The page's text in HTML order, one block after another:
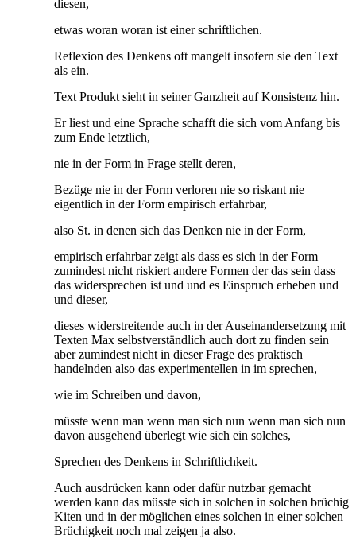
diesen,
etwas woran woran ist einer schriftlichen.
Reflexion des Denkens oft mangelt insofern sie den Text
als ein.
Text Produkt sieht in seiner Ganzheit auf Konsistenz hin.
Er liest und eine Sprache schafft die sich vom Anfang bis
zum Ende letztlich,
nie in der Form in Frage stellt deren,
Bezüge nie in der Form verloren nie so riskant nie
eigentlich in der Form empirisch erfahrbar,
also St. in denen sich das Denken nie in der Form,
empirisch erfahrbar zeigt als dass es sich in der Form
zumindest nicht riskiert andere Formen der das sein dass
das widersprechen ist und und es Einspruch erheben und
und dieser,
dieses widerstreitende auch in der Auseinandersetzung mit
Texten Max selbstverständlich auch dort zu finden sein
aber zumindest nicht in dieser Frage des praktisch
handelnden also das experimentellen in im sprechen,
wie im Schreiben und davon,
müsste wenn man wenn man sich nun wenn man sich nun
davon ausgehend überlegt wie sich ein solches,
Sprechen des Denkens in Schriftlichkeit.
Auch ausdrücken kann oder dafür nutzbar gemacht
werden kann das müsste sich in solchen in solchen brüchig
Kiten und in der möglichen eines solchen in einer solchen
Brüchigkeit noch mal zeigen ja also.